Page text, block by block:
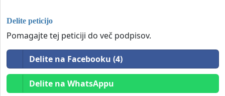
Delite peticijo
Pomagajte tej peticiji do več podpisov.
Delite na Facebooku (4)
Delite na WhatsAppu